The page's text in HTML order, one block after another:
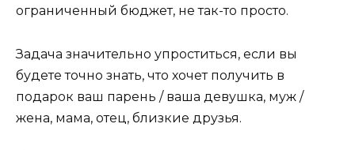
ограниченный бюджет, не так-то просто.
Задача значительно упроститься, если вы
будете точно знать, что хочет получить в
подарок ваш парень / ваша девушка, муж /
жена, мама, отец, близкие друзья.